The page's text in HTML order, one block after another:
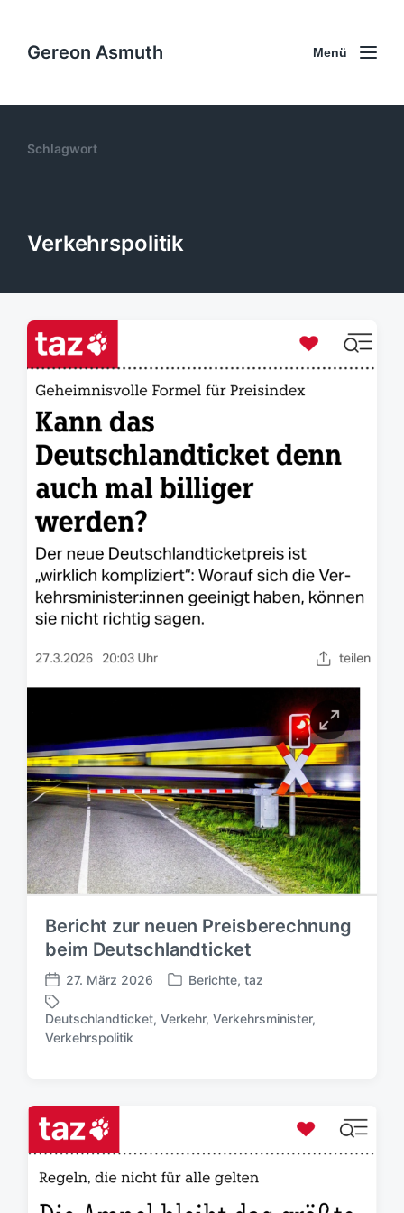
Gereon Asmuth Menü
Schlagwort
Verkehrspolitik
Bericht zur neuen Preisberechnung
beim Deutschlandticket
V
e
r
ö
e
n
t
l
i
27. März 2026
V
r
l
i
Berichte, taz
S
c
a
g
w
r
Deutschlandticket, Verkehr, Verkehrsminister,
Verkehrspolitik